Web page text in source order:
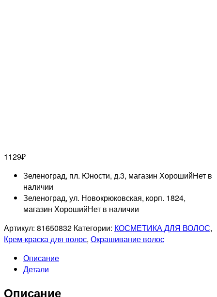
1129₽
Зеленоград, пл. Юности, д.3, магазин ХорошийНет в
наличии
Зеленоград, ул. Новокрюковская, корп. 1824,
магазин ХорошийНет в наличии
Артикул: 81650832 Категории: КОСМЕТИКА ДЛЯ ВОЛОС,
Крем-краска для волос, Окрашивание волос
Описание
Детали
Описание